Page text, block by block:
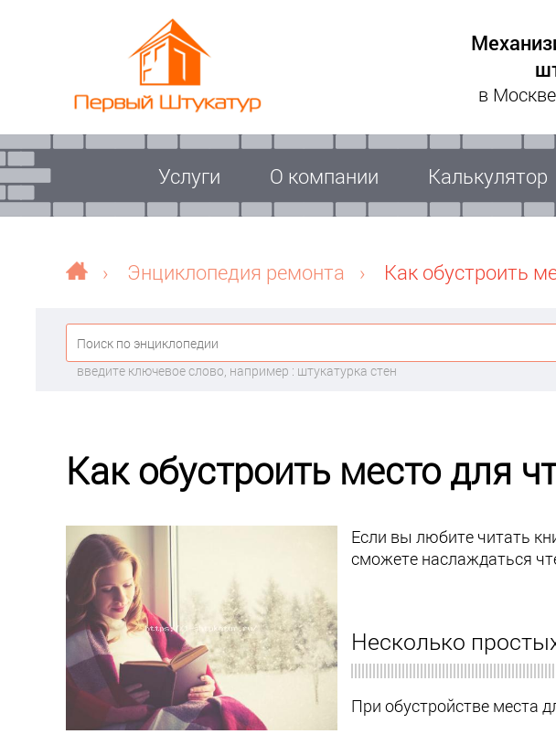
в
Услуги О компании Калькулятор
› Энциклопедия ремонта › Как обустроить
введите ключевое слово, например : штукатурка стен
Как обустроить место для
Если вы любите читать
сможете наслаждаться
Несколько
При обустройстве места